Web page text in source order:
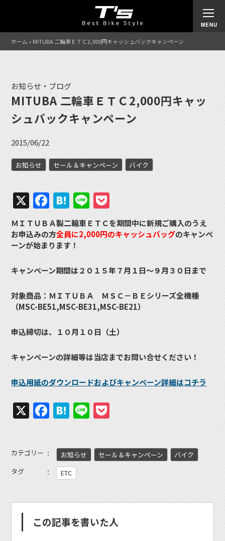
ホーム » MITUBA 二輪車ＥＴＣ2,000円キャッシュバックキャンペーン
お知らせ・ブログ
MITUBA 二輪車ＥＴＣ2,000円キャッ
シュバックキャンペーン
2015/06/22
お知らせ セール＆キャンペーン バイク
X Facebook
Hatena
Line
ＭＩＴＵＢＡ製二輪車ＥＴＣを期間中に新規ご購入のうえ
お申込みの方全員に2,000円のキャッシュバッグのキャンペ
ーンが始まります！
キャンペーン期間は２０１５年７月１日～９月３０日まで
対象商品：ＭＩＴＵＢＡ ＭＳＣ－ＢＥシリーズ全機種
（MSC-BE51,MSC-BE31,MSC-BE21）
申込締切は、１０月１０日（土）
キャンペーンの詳細等は当店までお問い合せください！
申込用紙のダウンロードおよびキャンペーン詳細はコチラ
X Facebook
Hatena
Line
カテゴリー お知らせ セール＆キャンペーン
バイク
タグ
ETC
この記事を書いた人